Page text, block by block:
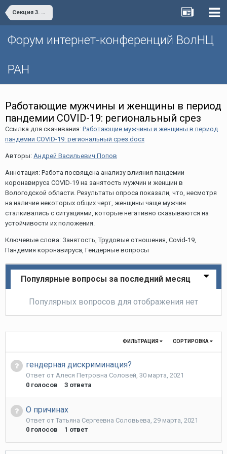
Секция 3. Уязвимые слои общества в ракурсе глобальных вызовов
Форум интернет-конференций ВолНЦ
РАН
Работающие мужчины и женщины в период
пандемии COVID-19: региональный срез
Ссылка для скачивания: Работающие мужчины и женщины в период
пандемии COVID-19: региональный срез.docx
Авторы: Андрей Васильевич Попов
Аннотация: Работа посвящена анализу влияния пандемии
коронавируса COVID-19 на занятость мужчин и женщин в
Вологодской области. Результаты опроса показали, что, несмотря
на наличие некоторых общих черт, женщины чаще мужчин
сталкивались с ситуациями, которые негативно сказываются на
устойчивости их положения.
Ключевые слова: Занятость, Трудовые отношения, Covid-19,
Пандемия коронавируса, Гендерные вопросы
Популярные вопросы за последний месяц
Популярных вопросов для отображения нет
СОРТИРОВКА
ФИЛЬТРАЦИЯ
гендерная дискриминация?
Ответ от Алеся Петровна Соловей, 30 марта, 2021
0 голосов 3 ответа
О причинах
Ответ от Татьяна Сергеевна Соловьева 29 марта, 2021
0 голосов 1 ответ